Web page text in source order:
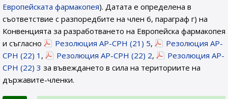
Европейската фармакопея). Датата е определена в
съответствие с разпоредбите на член 6, параграф г) на
Конвенцията за разработването на Европейска фармакопея
и съгласно
Резолюция AP-CPH (21) 5,
Резолюция AP-
CPH (22) 1 , Резолюция AP-CPH (22) 2,
Резолюция AP-
CPH (22) 3 за въвеждането в сила на териториите на
държавите-членки.